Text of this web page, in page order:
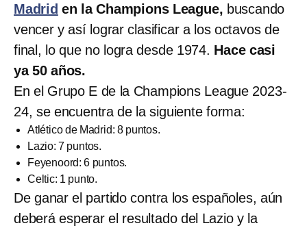
Madrid en la Champions League, buscando
vencer y así lograr clasificar a los octavos de
final, lo que no logra desde 1974. Hace casi
ya 50 años.
En el Grupo E de la Champions League 2023-
24, se encuentra de la siguiente forma:
Atlético de Madrid: 8 puntos.
Lazio: 7 puntos.
Feyenoord: 6 puntos.
Celtic: 1 punto.
De ganar el partido contra los españoles, aún
deberá esperar el resultado del Lazio y la